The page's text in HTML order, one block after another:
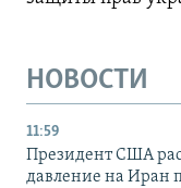
НОВОСТИ
11:59
Президент США
давление на Иран